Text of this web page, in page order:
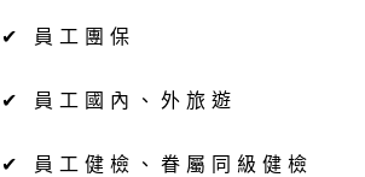
✔ 員工團保
✔ 員工國內、外旅遊
✔ 員工健檢、眷屬同級健檢